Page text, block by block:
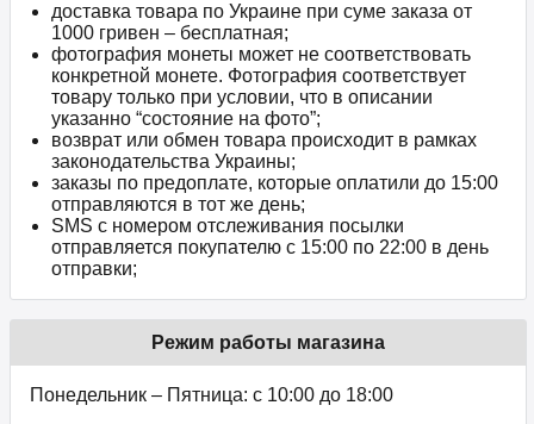
доставка товара по Украине при суме заказа от
1000 гривен – бесплатная;
фотография монеты может не соответствовать
конкретной монете. Фотография соответствует
товару только при условии, что в описании
указанно “состояние на фото”;
возврат или обмен товара происходит в рамках
законодательства Украины;
заказы по предоплате, которые оплатили до 15:00
отправляются в тот же день;
SMS с номером отслеживания посылки
отправляется покупателю с 15:00 по 22:00 в день
отправки;
Режим работы магазина
Понедельник – Пятница: с 10:00 до 18:00